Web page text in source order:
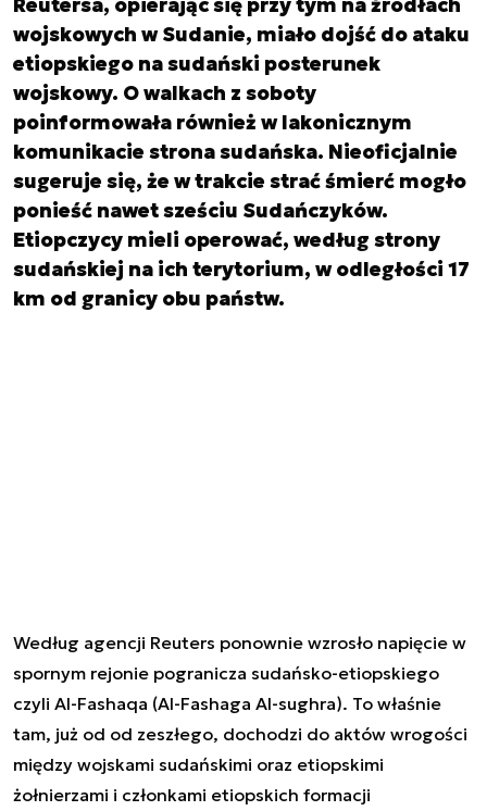
wojskowych w Sudanie, miało dojść do ataku
etiopskiego na sudański posterunek
wojskowy. O walkach z soboty
poinformowała również w lakonicznym
komunikacie strona sudańska. Nieoficjalnie
sugeruje się, że w trakcie strać śmierć mogło
ponieść nawet sześciu Sudańczyków.
Etiopczycy mieli operować, według strony
sudańskiej na ich terytorium, w odległości 17
km od granicy obu państw.
Według agencji Reuters ponownie wzrosło napięcie w
spornym rejonie pogranicza sudańsko-etiopskiego
czyli Al-Fashaqa (Al-Fashaga Al-sughra). To właśnie
tam, już od od zeszłego, dochodzi do aktów wrogości
między wojskami sudańskimi oraz etiopskimi
żołnierzami i członkami etiopskich formacji